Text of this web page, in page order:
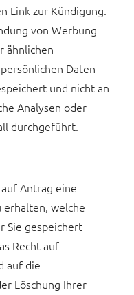
Link zur Kündigung.
von Werbung
ähnlichen
Daten
und nicht an
Analysen oder
durchgeführt.
Antrag eine
erhalten, welche
Sie gespeichert
Recht auf
auf die
Löschung Ihrer